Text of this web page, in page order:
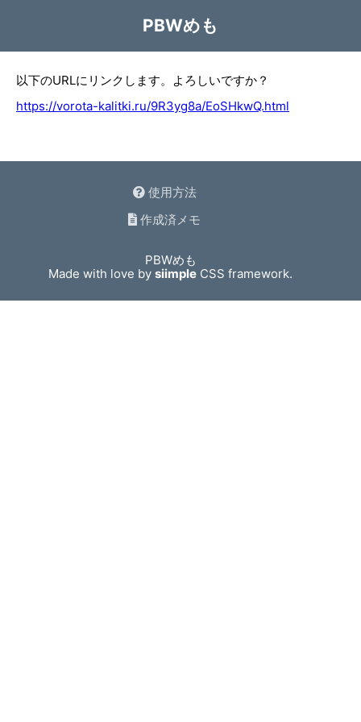
PBWめも
以下のURLにリンクします。よろしいですか？
https://vorota-kalitki.ru/9R3yg8a/EoSHkwQ.html
使用方法
作成済メモ
PBWめも
Made with love bysiimple CSS framework.